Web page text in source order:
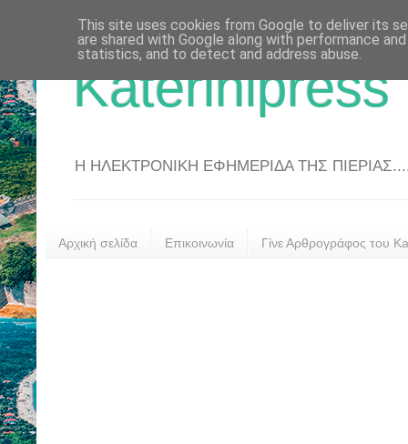
Katerinipress
Η ΗΛΕΚΤΡΟΝΙΚΗ ΕΦΗΜΕΡΙΔΑ ΤΗΣ
Αρχική σελίδα Επικοινωνία Γίνε Αρθρογράφος του
This site uses cookies from Google to deliver its
are shared with Google along with performance
statistics, and to detect and address abuse.